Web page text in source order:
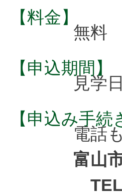
【料金】
無料
【申込期間】
見学
【申込み手続
電話
富山
TEL